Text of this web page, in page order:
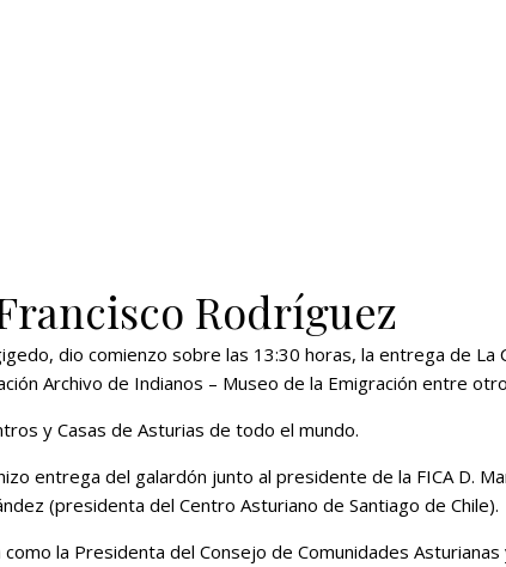
Rodríguez
dio comienzo sobre las 13:30 horas, la entrega de La
Archivo de Indianos – Museo de la Emigración entre
y Casas de Asturias de todo el mundo.
entrega del galardón junto al presidente de la FICA D.
(presidenta del Centro Asturiano de Santiago de Chile).
la Presidenta del Consejo de Comunidades